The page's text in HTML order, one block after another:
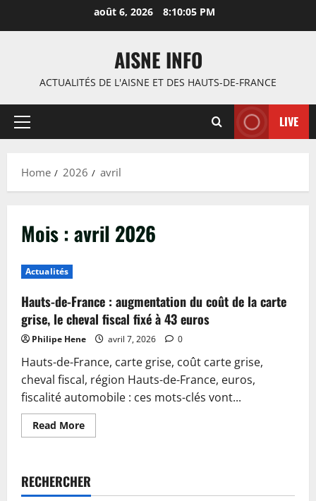
août 6, 2026 8:10:05 PM
AISNE INFO
ACTUALITÉS DE L'AISNE ET DES HAUTS-DE-FRANCE
Primary
LIVE
Home 2026 avril
Mois :avril 2026
Actualités
Hauts-de-France : augmentation du coût de la carte
grise, le cheval fiscal fixé à 43 euros
Philipe Hene avril 7, 2026 0
Hauts-de-France, carte grise, coût carte grise,
cheval fiscal, région Hauts-de-France, euros,
fiscalité automobile : ces mots-clés vont...
Read MoreRead
more
France
:
augmentation
RECHERCHER